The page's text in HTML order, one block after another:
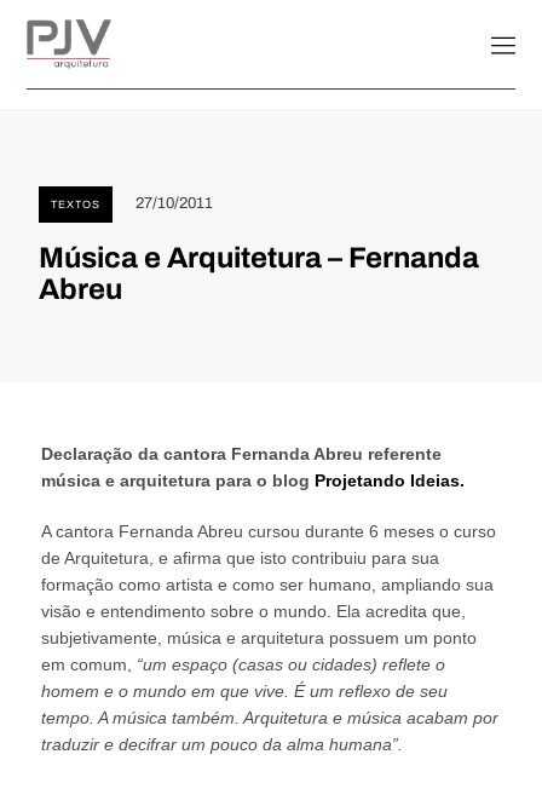
TEXTOS 27/10/2011
Música e Arquitetura – Fernanda
Abreu
Declaração da cantora Fernanda Abreu referente
música e arquitetura para o blog Projetando Ideias.
A cantora Fernanda Abreu cursou durante 6 meses o curso
de Arquitetura, e afirma que isto contribuiu para sua
formação como artista e como ser humano, ampliando sua
visão e entendimento sobre o mundo. Ela acredita que,
subjetivamente, música e arquitetura possuem um ponto
em comum,
“um espaço (casas ou cidades) reflete o
homem e o mundo em que vive. É um reflexo de seu
tempo. A música também. Arquitetura e música acabam por
traduzir e decifrar um pouco da alma humana”.